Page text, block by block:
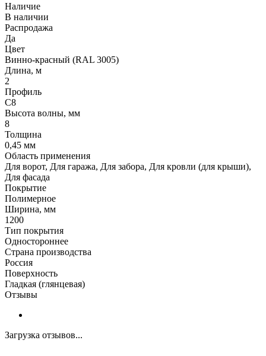
Наличие
В наличии
Распродажа
Да
Цвет
Винно-красный (RAL 3005)
Длина, м
2
Профиль
С8
Высота волны, мм
8
Толщина
0,45 мм
Область применения
Для ворот, Для гаража, Для забора, Для кровли (для крыши),
Для фасада
Покрытие
Полимерное
Ширина, мм
1200
Тип покрытия
Одностороннее
Страна производства
Россия
Поверхность
Гладкая (глянцевая)
Отзывы
Загрузка отзывов...